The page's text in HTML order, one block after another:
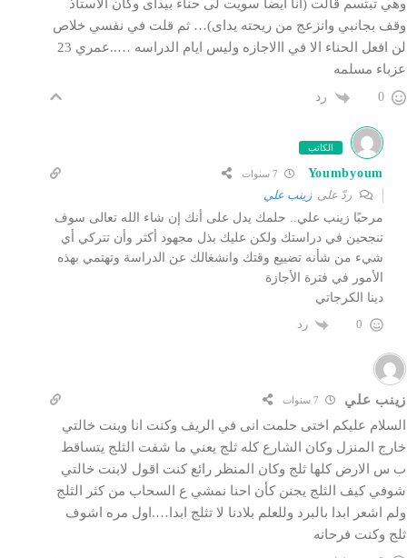
وهي تبتسم قالت (انا ايضا سويت لى حناء بيداى وكان الاستاذ
وقف بجانبي وانزعج من ريحته يداى)… ثم قلت في نفسي خلاص
لن افعل الحناء الا في االاجازه وليس ايام الدراسه …..عمري 23
عزباء مسلمه
0 رد
الكاتب
Youmbyoum
ردّ علىزينب علي
مرحبًا زينب علي.. حلمك يدل على أنك إن شاء الله تعالى سوف
تنجحين في دراستك ولكن عليك بذل مجهود أكثر وأن تتركي أي
شيء من شأنه تضييع وقتك وانشغالك عن الدراسة وتهتمي بهذه
الأمور في فترة الأجازة
دينا الكرجاتي
0
رد
زينب علي
السلام عليكم اختى حلمت انى في الريف وكنت انا وبنت خالتي
خارج المنزل وكان الشارع كله ثلج يعني ما شفت الثلج يتساقط
ب س الارض كلها ثلج وكان المنظر رائع كنت اقول لابنت خالتي
شوفي كيف الثلج يجنن كأن احنا نمشي ع السحاب من كثر الثلج
ولم اشعر ابدا بالبرد وللعلم بلادنا لا تثلج ابدا….اول مره اشوف
ثلج وكنت فرحانه